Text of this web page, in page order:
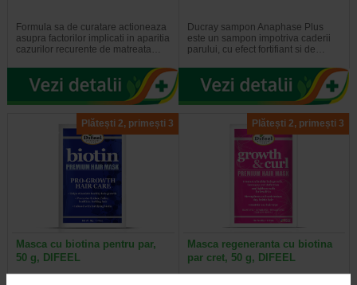
Formula sa de curatare actioneaza
asupra factorilor implicati in aparitia
cazurilor recurente de matreata…
Ducray sampon Anaphase Plus
este un sampon impotriva caderii
parului, cu efect fortifiant si de…
Plătești 2, primești 3
Masca cu biotina pentru par,
50 g, DIFEEL
Plătești 2, primești 3
Masca regeneranta cu biotina
par cret, 50 g, DIFEEL